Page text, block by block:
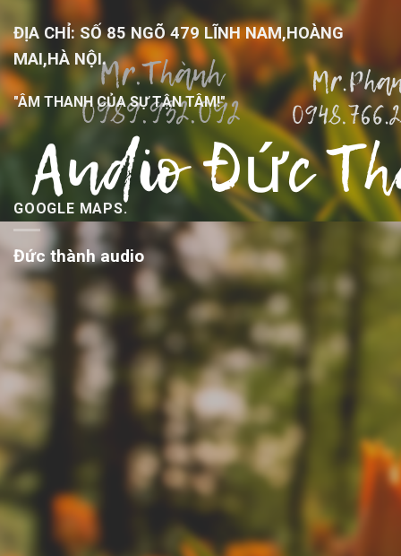
ĐỊA CHỈ: SỐ 85 NGÕ 479 LĨNH NAM,HOÀNG
MAI,HÀ NỘI.
"ÂM THANH CỦA SỰ TẬN TÂM!"
GOOGLE MAPS.
Đức thành audio